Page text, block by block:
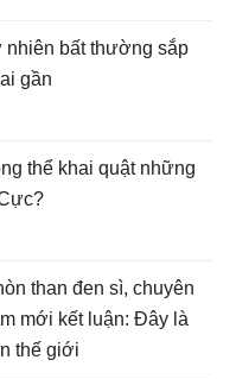
nhiên bất thường sắp
gần
thể khai quật những
than đen sì, chuyên
mới kết luận: Đây là
thế giới